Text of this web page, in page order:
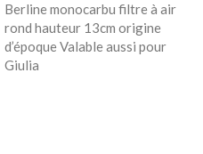
Berline monocarbu filtre à air
rond hauteur 13cm origine
d’époque Valable aussi pour
Giulia